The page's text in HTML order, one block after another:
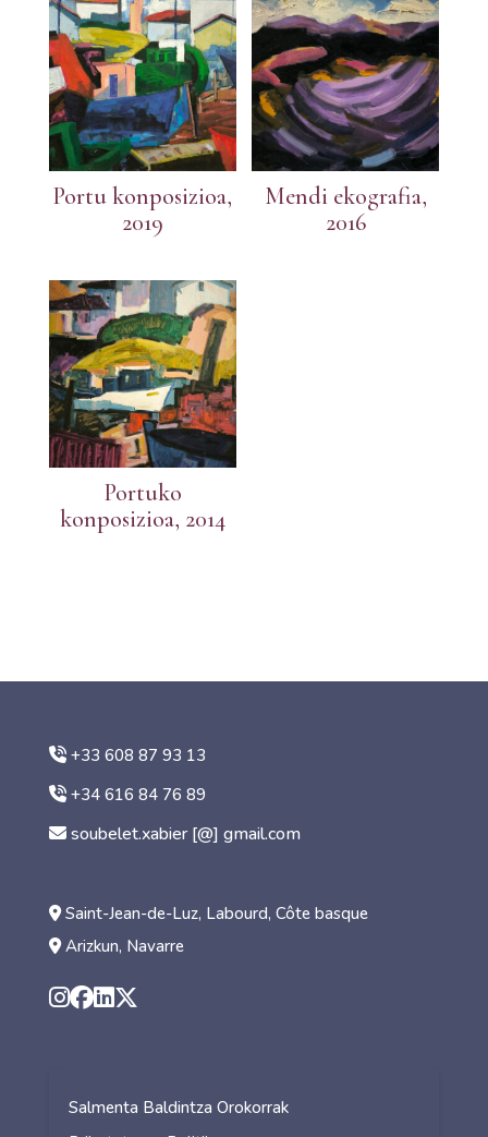
Portu konposizioa,
2019
Mendi ekografia,
2016
Portuko
konposizioa, 2014
+33 608 87 93 13
+34 616 84 76 89
soubelet.xabier [@] gmail.com
Saint-Jean-de-Luz, Labourd, Côte basque
Arizkun, Navarre
Salmenta Baldintza Orokorrak